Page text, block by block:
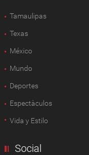
Tamaulipas
Texas
México
Mundo
Deportes
Espectàculos
Vida y Estilo
Social